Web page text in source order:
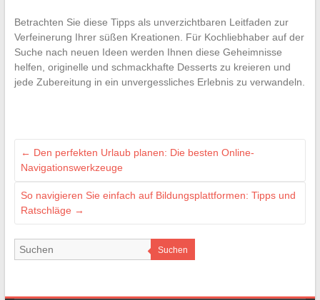
Betrachten Sie diese Tipps als unverzichtbaren Leitfaden zur
Verfeinerung Ihrer süßen Kreationen. Für Kochliebhaber auf der
Suche nach neuen Ideen werden Ihnen diese Geheimnisse
helfen, originelle und schmackhafte Desserts zu kreieren und
jede Zubereitung in ein unvergessliches Erlebnis zu verwandeln.
← Den perfekten Urlaub planen: Die besten Online-
Navigationswerkzeuge
So navigieren Sie einfach auf Bildungsplattformen: Tipps und
Ratschläge →
Suchen